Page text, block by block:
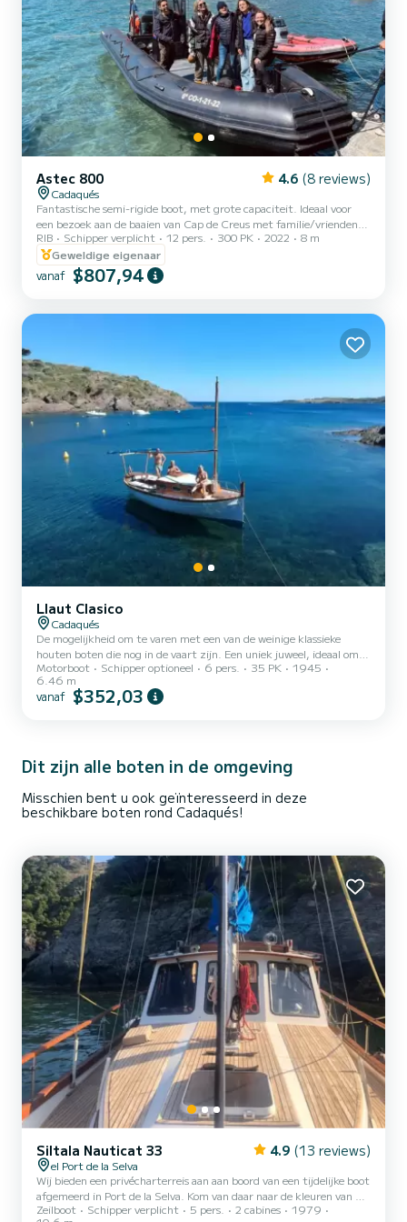
Astec 800 4.6 (8 reviews)
Cadaqués
Fantastische semi-rigide boot, met grote capaciteit. Ideaal voor
een bezoek aan de baaien van Cap de Creus met familie/vrienden.
Geschikt voor activiteiten zoals duiken, wakeboarden en andere.
Als jullie met een paar zijn en jullie vieren, dan is het jullie boot!! Wij
beantwoorden graag al uw vragen :D
RIB Schipper verplicht 12 pers. 300 PK 2022
8 m
Geweldige eigenaar
vanaf $807,94
Llaut Clasico
Cadaqués
De mogelijkheid om te varen met een van de weinige klassieke
houten boten die nog in de vaart zijn. Een uniek juweel, ideaal om
samen met uw dierbaren de ongelooflijke baaien en hoekjes van de
kust van het natuurpark Cap de Creus te leren kennen en ervan te
genieten. De boot is voor 6 personen en beschikt over een solarium
Motorboot Schipper optioneel 6 pers. 35 PK
1945
6.46 m
vanaf $352,03
Dit zijn alle boten in de omgeving
Misschien bent u ook geïnteresseerd in deze
beschikbare boten rond Cadaqués!
Siltala Nauticat 33 4.9 (13 reviews)
el Port de la Selva
Wij bieden een privécharterreis aan aan boord van een tijdelijke boot
afgemeerd in Port de la Selva. Kom van daar naar de kleuren van de
zee en het onvergelijkbare maritieme landschap van het Parc
Zeilboot Schipper verplicht 5 pers. 2 cabines
1979